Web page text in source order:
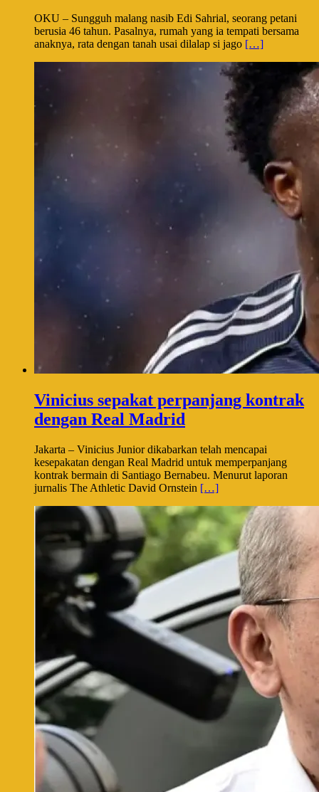
OKU – Sungguh malang nasib Edi Sahrial, seorang petani
berusia 46 tahun. Pasalnya, rumah yang ia tempati bersama
anaknya, rata dengan tanah usai dilalap si jago […]
Vinicius sepakat perpanjang kontrak
dengan Real Madrid
Jakarta – Vinicius Junior dikabarkan telah mencapai
kesepakatan dengan Real Madrid untuk memperpanjang
kontrak bermain di Santiago Bernabeu. Menurut laporan
jurnalis The Athletic David Ornstein […]